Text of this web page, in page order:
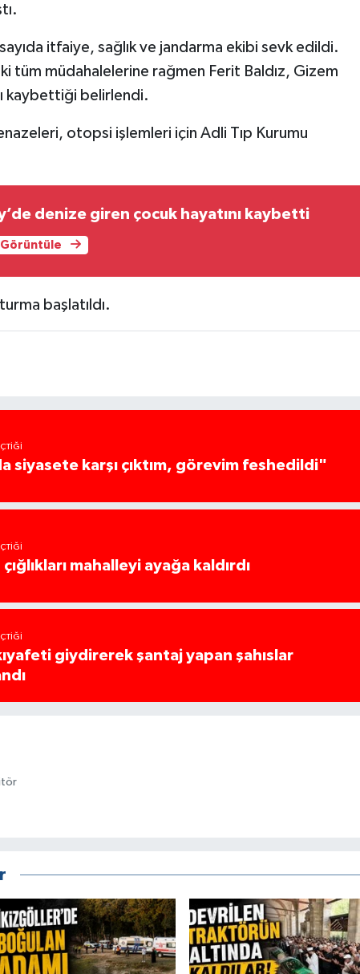
itfaiye, sağlık ve jandarma ekibi sevk edildi.
tüm müdahalelerine rağmen Ferit Baldız, Gizem
kaybettiği belirlendi.
otopsi işlemleri için Adli Tıp Kurumu
denize giren çocuk hayatını kaybetti
Görüntüle
başlatıldı.
siyasete karşı çıktım, görevim feshedildi"
mahalleyi ayağa kaldırdı
giydirerek şantaj yapan şahıslar